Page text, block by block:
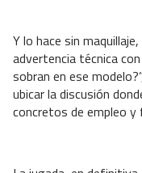
Y lo hace sin
advertencia técnica
sobran en ese
ubicar la discusión
concretos de empleo